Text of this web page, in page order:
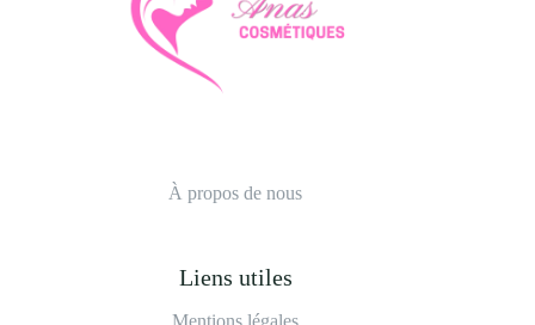
À propos de nous
Liens utiles
Mentions légales